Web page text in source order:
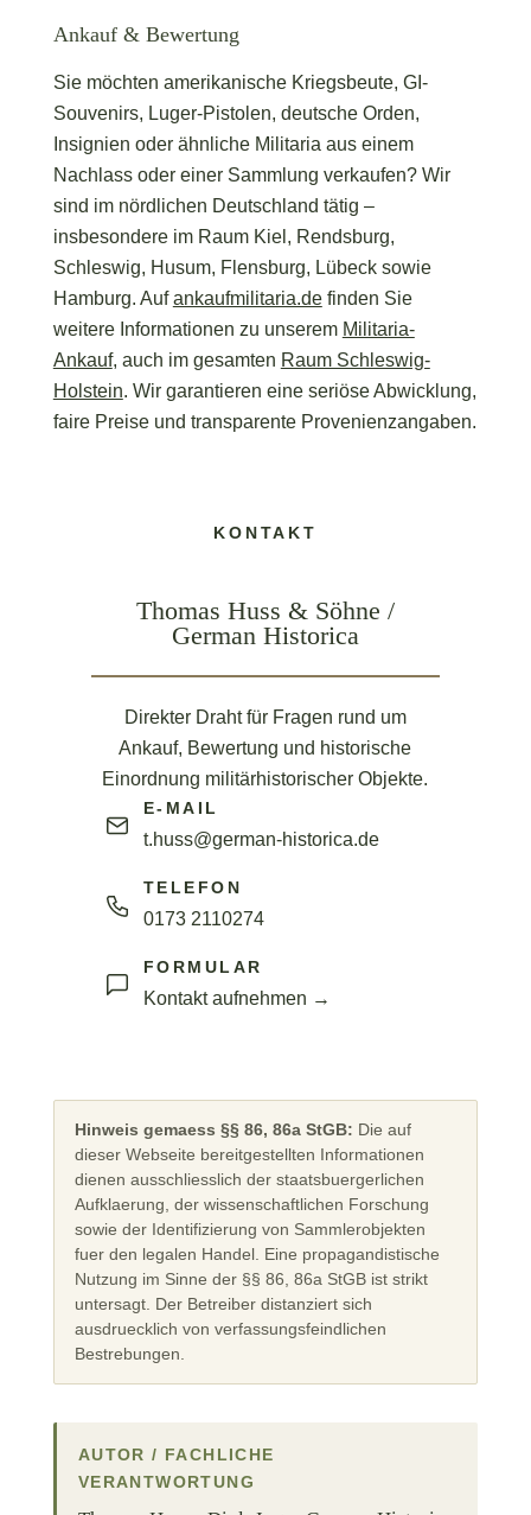
Ankauf & Bewertung
Sie möchten amerikanische Kriegsbeute, GI-
Souvenirs, Luger-Pistolen, deutsche Orden,
Insignien oder ähnliche Militaria aus einem
Nachlass oder einer Sammlung verkaufen? Wir
sind im nördlichen Deutschland tätig –
insbesondere im Raum Kiel, Rendsburg,
Schleswig, Husum, Flensburg, Lübeck sowie
Hamburg. Aufankaufmilitaria.definden Sie
weitere Informationen zu unserem Militaria-
Ankauf, auch im gesamten Raum Schleswig-
Holstein. Wir garantieren eine seriöse Abwicklung,
faire Preise und transparente Provenienzangaben.
KONTAKT
Thomas Huss & Söhne /
German Historica
Direkter Draht für Fragen rund um
Ankauf, Bewertung und historische
Einordnung militärhistorischer Objekte.
E-MAIL
t.huss@german-historica.de
TELEFON
0173 2110274
FORMULAR
Kontakt aufnehmen →
Hinweis gemaess §§ 86, 86a StGB: Die auf
dieser Webseite bereitgestellten Informationen
dienen ausschliesslich der staatsbuergerlichen
Aufklaerung, der wissenschaftlichen Forschung
sowie der Identifizierung von Sammlerobjekten
fuer den legalen Handel. Eine propagandistische
Nutzung im Sinne der §§ 86, 86a StGB ist strikt
untersagt. Der Betreiber distanziert sich
ausdruecklich von verfassungsfeindlichen
Bestrebungen.
AUTOR / FACHLICHE
VERANTWORTUNG